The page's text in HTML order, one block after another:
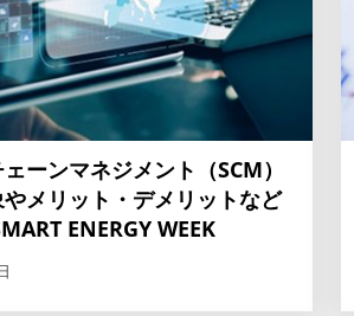
ーンマネジメント（SCM）
やメリット・デメリットなど
ENERGY WEEK